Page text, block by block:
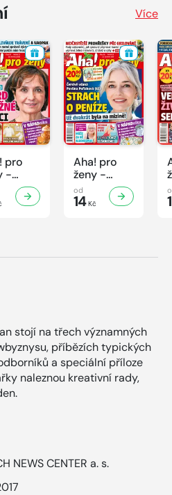
Více
pro
-
Aha! pro
ženy -
30/2026
od
14Kč
stojí na třech významných
příbězích typických
a speciální příloze
naleznou kreativní rady,
NEWS CENTER a. s.